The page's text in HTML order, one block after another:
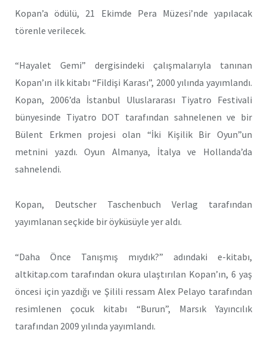
Kopan’a ödülü, 21 Ekimde Pera Müzesi’nde yapılacak
törenle verilecek.
“Hayalet Gemi” dergisindeki çalışmalarıyla tanınan
Kopan’ın ilk kitabı “Fildişi Karası”, 2000 yılında yayımlandı.
Kopan, 2006’da İstanbul Uluslararası Tiyatro Festivali
bünyesinde Tiyatro DOT tarafından sahnelenen ve bir
Bülent Erkmen projesi olan “İki Kişilik Bir Oyun”un
metnini yazdı. Oyun Almanya, İtalya ve Hollanda’da
sahnelendi.
Kopan, Deutscher Taschenbuch Verlag tarafından
yayımlanan seçkide bir öyküsüyle yer aldı.
“Daha Önce Tanışmış mıydık?” adındaki e-kitabı,
altkitap.com tarafından okura ulaştırılan Kopan’ın, 6 yaş
öncesi için yazdığı ve Şilili ressam Alex Pelayo tarafından
resimlenen çocuk kitabı “Burun”, Marsık Yayıncılık
tarafından 2009 yılında yayımlandı.